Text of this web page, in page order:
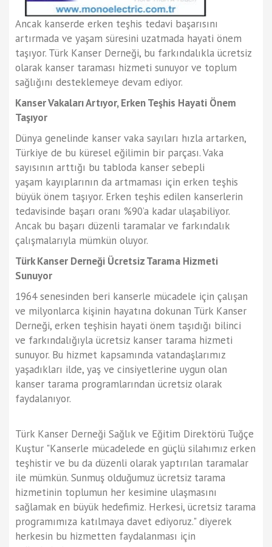
Ancak kanserde erken teşhis tedavi başarısını
artırmada ve yaşam süresini uzatmada hayati önem
taşıyor. Türk Kanser Derneği, bu farkındalıkla ücretsiz
olarak kanser taraması hizmeti sunuyor ve toplum
sağlığını desteklemeye devam ediyor.
Kanser Vakaları Artıyor, Erken Teşhis Hayati Önem
Taşıyor
Dünya genelinde kanser vaka sayıları hızla artarken,
Türkiye de bu küresel eğilimin bir parçası. Vaka
sayısının arttığı bu tabloda kanser sebepli
yaşam kayıplarının da artmaması için erken teşhis
büyük önem taşıyor. Erken teşhis edilen kanserlerin
tedavisinde başarı oranı %90’a kadar ulaşabiliyor.
Ancak bu başarı düzenli taramalar ve farkındalık
çalışmalarıyla mümkün oluyor.
Türk Kanser Derneği Ücretsiz Tarama Hizmeti
Sunuyor
1964 senesinden beri kanserle mücadele için çalışan
ve milyonlarca kişinin hayatına dokunan Türk Kanser
Derneği, erken teşhisin hayati önem taşıdığı bilinci
ve farkındalığıyla ücretsiz kanser tarama hizmeti
sunuyor. Bu hizmet kapsamında vatandaşlarımız
yaşadıkları ilde, yaş ve cinsiyetlerine uygun olan
kanser tarama programlarından ücretsiz olarak
faydalanıyor.
Türk Kanser Derneği Sağlık ve Eğitim Direktörü Tuğçe
Kuştur "Kanserle mücadelede en güçlü silahımız erken
teşhistir ve bu da düzenli olarak yaptırılan taramalar
ile mümkün. Sunmuş olduğumuz ücretsiz tarama
hizmetinin toplumun her kesimine ulaşmasını
sağlamak en büyük hedefimiz. Herkesi, ücretsiz tarama
programımıza katılmaya davet ediyoruz." diyerek
herkesin bu hizmetten faydalanması için